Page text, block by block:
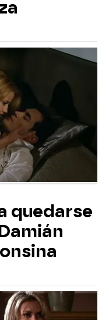
quedarse